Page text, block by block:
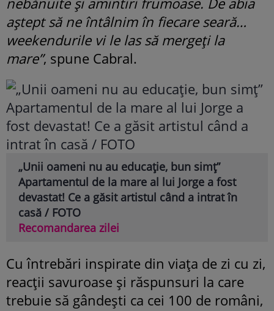
aștept să ne întâlnim în fiecare seară…
weekendurile vi le las să mergeți la
mare”, spune Cabral.
„Unii oameni nu au educație, bun simț”
Apartamentul de la mare al lui Jorge a fost
devastat! Ce a găsit artistul când a intrat în
casă / FOTO
Recomandarea zilei
Cu întrebări inspirate din viața de zi cu zi,
reacții savuroase și răspunsuri la care
trebuie să gândești ca cei 100 de români,